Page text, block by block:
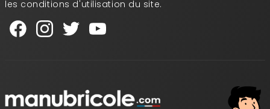
les conditions d'utilisation du site.